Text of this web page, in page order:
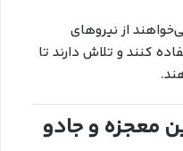
از نیروهای
کنند و تلاش دارند تا
معجزه و جادو